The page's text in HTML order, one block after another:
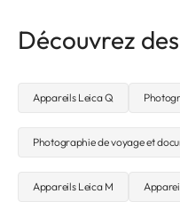
Découvrez
Appareils Leica Q
Photographie de voyage et
Appareils Leica M